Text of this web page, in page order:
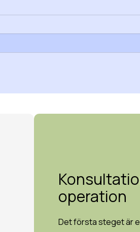
operation
Det första steget är